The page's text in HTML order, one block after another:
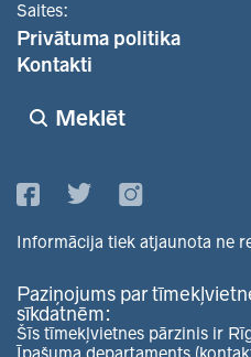
Saites:
Privātuma politika
Kontakti
Meklēt
Informācija tiek atjaunota ne
Paziņojums par
sīkdatnēm:
Šīs tīmekļvietnes pārzinis ir
Īpašuma departaments